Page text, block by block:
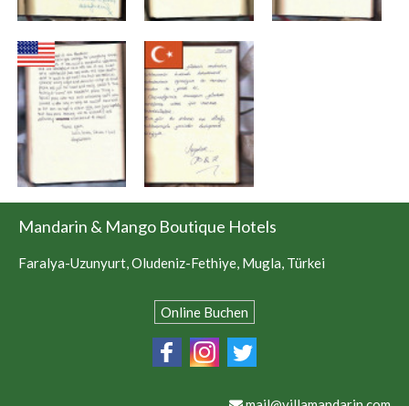
Mandarin & Mango Boutique Hotels
Faralya-Uzunyurt, Oludeniz-Fethiye, Mugla, Türkei
Online Buchen